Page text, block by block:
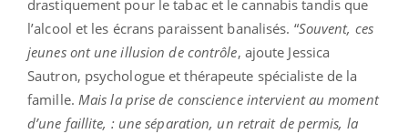
drastiquement pour le tabac et le cannabis tandis que
l’alcool et les écrans paraissent banalisés. “Souvent, ces
jeunes ont une illusion de contrôle, ajoute Jessica
Sautron, psychologue et thérapeute spécialiste de la
famille. Mais la prise de conscience intervient au moment
d’une faillite, : une séparation, un retrait de permis, la